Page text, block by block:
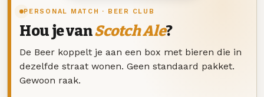
PERSONAL MATCH · BEER CLUB
Hou je vanScotch Ale?
De Beer koppelt je aan een box met bieren die in
dezelfde straat wonen. Geen standaard pakket.
Gewoon raak.